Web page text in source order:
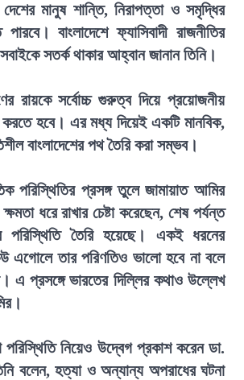
মানুষ শান্তি, নিরাপত্তা ও সমৃদ্ধির
বাংলাদেশে ফ্যাসিবাদী রাজনীতির
সতর্ক থাকার আহ্বান জানান তিনি।
রায়কে সর্বোচ্চ গুরুত্ব দিয়ে প্রয়োজনীয়
করতে হবে। এর মধ্য দিয়েই একটি মানবিক,
বাংলাদেশের পথ তৈরি করা সম্ভব।
পরিস্থিতির প্রসঙ্গ তুলে জামায়াত আমির
ধরে রাখার চেষ্টা করেছেন, শেষ পর্যন্ত
পরিস্থিতি তৈরি হয়েছে। একই ধরনের
এগোলে তার পরিণতিও ভালো হবে না বলে
এ প্রসঙ্গে ভারতের দিল্লির কথাও উল্লেখ
নিয়েও উদ্বেগ প্রকাশ করেন ডা.
বলেন, হত্যা ও অন্যান্য অপরাধের ঘটনা